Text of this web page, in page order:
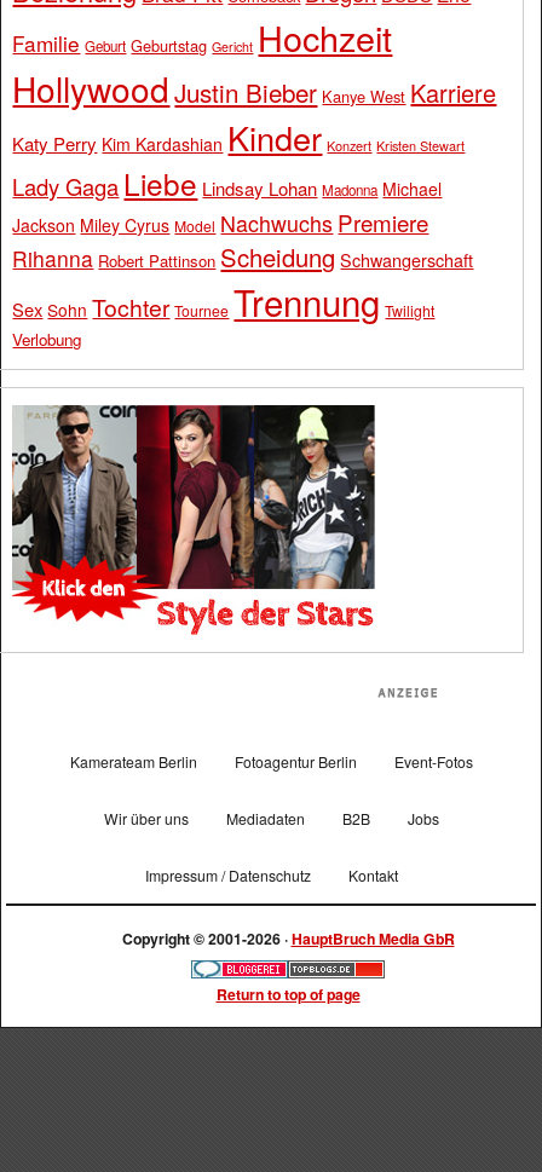
Familie Geburt Geburtstag Gericht Hochzeit
Hollywood Justin Bieber Kanye West Karriere
Katy Perry Kim Kardashian Kinder Konzert Kristen Stewart
Lady Gaga Liebe Lindsay Lohan Madonna Michael
Jackson Miley Cyrus Model Nachwuchs Premiere
Rihanna Robert Pattinson Scheidung Schwangerschaft
Sex Sohn Tochter Tournee Trennung Twilight
Verlobung
Kamerateam Berlin Fotoagentur Berlin Event-Fotos
Wir über uns Mediadaten B2B Jobs
Impressum / Datenschutz Kontakt
Copyright © 2001-2026 ·HauptBruch Media GbR
Return to top of page